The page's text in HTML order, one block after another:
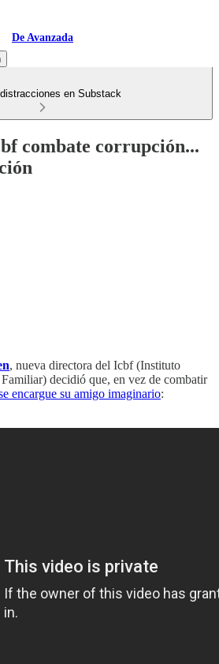
De Avanzada
en Substack
combate corrupción...
, nueva directora del Icbf (Instituto
decidió que, en vez de combatir
encargue su amigo imaginario: